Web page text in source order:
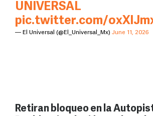
UNIVERSAL
pic.twitter.com/
— El Universal (@El_Universal_Mx) June 11, 2026
Retiran bloqueo en la